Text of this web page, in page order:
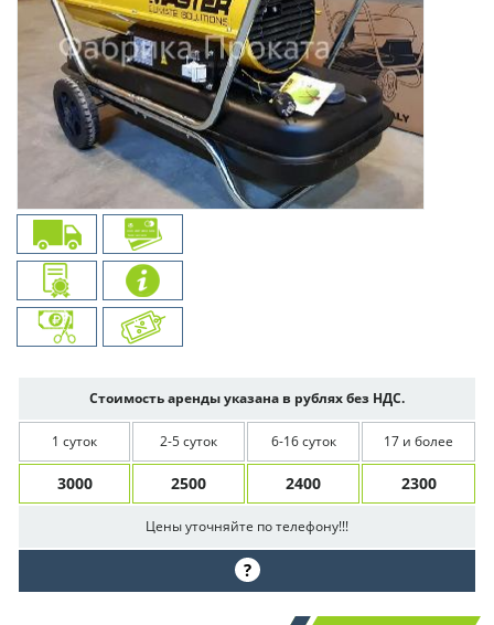
Стоимость аренды указана в рублях без НДС.
1 суток 2-5 суток 6-16 суток 17 и более
3000 2500 2400 2300
Цены уточняйте по телефону!!!
?